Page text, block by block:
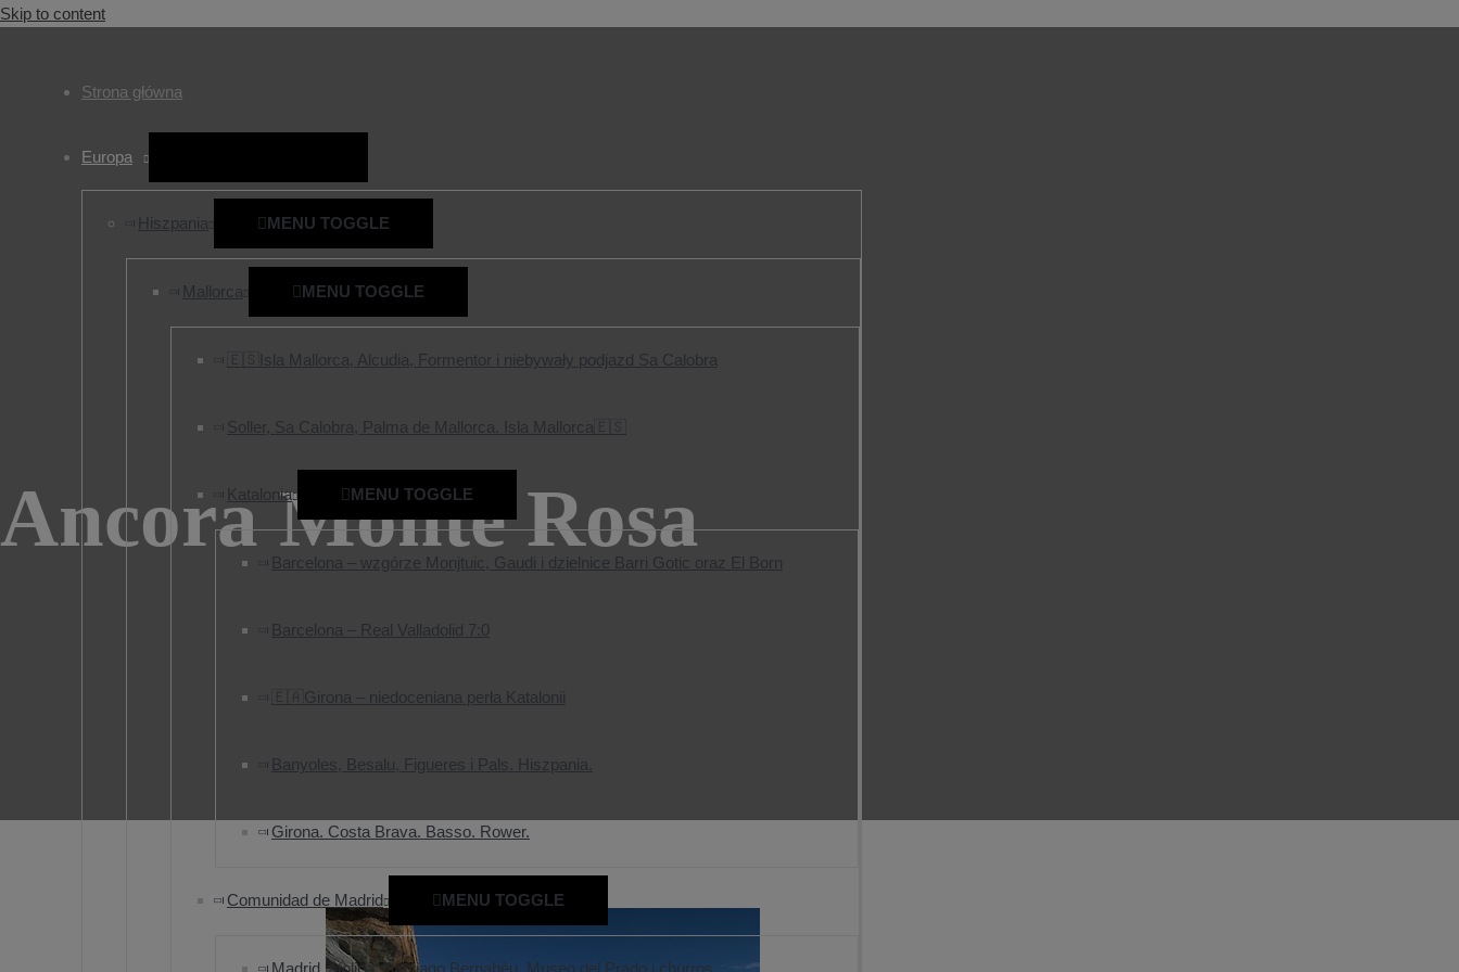
Skip to content
Strona główna
Europa
Hiszpania MENU TOGGLE
Mallorca MENU TOGGLE
🇪🇸Isla Mallorca, Alcudia, Formentor i niebywały podjazd Sa Calobra
Soller, Sa Calobra, Palma de Mallorca. Isla Mallorca🇪🇸
Katalonia MENU TOGGLE
Barcelona – wzgórze Monjtuic, Gaudi i dzielnice Barri Gotic oraz El Born
Barcelona – Real Valladolid 7:0
🇪🇦Girona – niedoceniana perła Katalonii
Banyoles, Besalu, Figueres i Pals. Hiszpania.
Girona. Costa Brava. Basso. Rower.
Comunidad de Madrid MENU TOGGLE
Madrid, stolica, Santiago Bernabèu, Museo del Prado i churros.
Ancora Monte Rosa